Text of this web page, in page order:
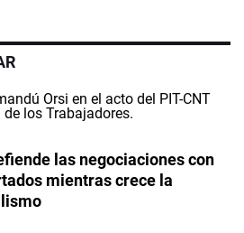
las negociaciones con
mientras crece la